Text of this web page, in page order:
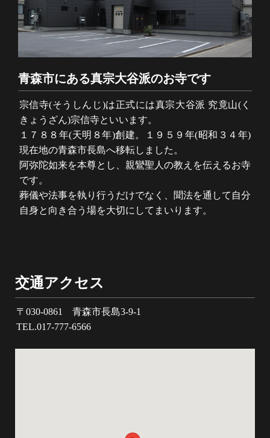
青森市にある真宗大谷派のお寺です
宗信寺(そうしんじ)は正式には真宗大谷派 究竟山(く
きょうざん)宗信寺といいます。
１７８８年(天明８年)創建。１９５９年(昭和３４年)
現在地の青森市長島へ移転しました。
阿弥陀如来を本尊とし、親鸞聖人の教えを伝えるお寺
です。
葬儀や法事を執り行うだけでなく、聞法を通して自分
自身と向き合う場を大切にしてまいります。
交通アクセス
〒030-0861 青森市長島3-9-1
TEL.017-777-6566